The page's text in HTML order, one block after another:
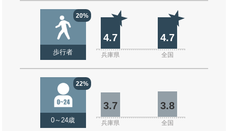
20%
歩行者
4.7 4.7
兵庫県 全国
22%
0～24歳
3.7 3.8
兵庫県 全国